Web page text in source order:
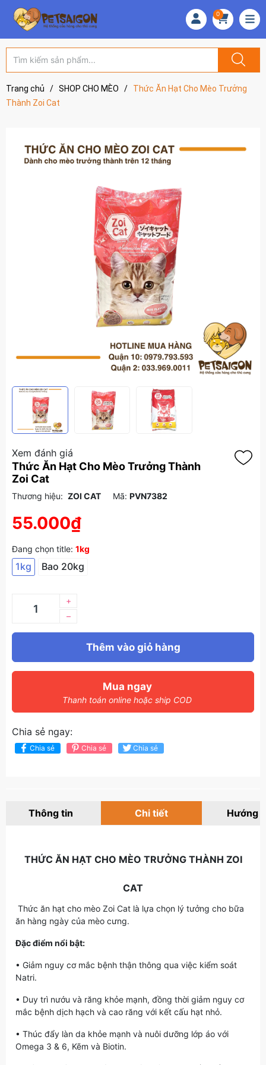
0
Trang chủ / SHOP CHO MÈO /
Thức Ăn Hạt Cho Mèo Trưởng
Thành Zoi Cat
Xem đánh giá
Thức Ăn Hạt Cho Mèo Trưởng Thành
Zoi Cat
Thương hiệu: ZOI CAT Mã: PVN7382
55.000₫
Đang chọn title: 1kg
1kg Bao 20kg
–
+
Thêm vào giỏ hàng
Mua ngay
Thanh toán online hoặc ship COD
Chia sẻ ngay:
Chia sẻ Chia sẻ Chia sẻ
Thông tin Chi tiết Hướng
THỨC ĂN HẠT CHO MÈO TRƯỞNG THÀNH ZOI
CAT
Thức ăn hạt cho mèo Zoi Cat là lựa chọn lý tưởng cho bữa
ăn hàng ngày của mèo cưng.
Đặc điểm nổi bật:
• Giảm nguy cơ mắc bệnh thận thông qua việc kiểm soát
Natri.
• Duy trì nướu và răng khỏe mạnh, đồng thời giảm nguy cơ
mắc bệnh dịch hạch và cao răng với kết cấu hạt nhỏ.
• Thúc đẩy làn da khỏe mạnh và nuôi dưỡng lớp áo với
Omega 3 & 6, Kẽm và Biotin.